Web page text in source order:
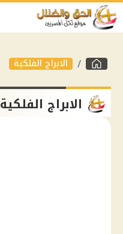
الابراج الفلكية
الابراج الفلكية